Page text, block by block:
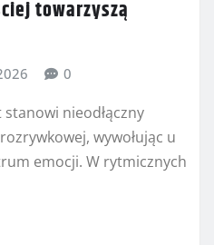
towarzyszą
0
nieodłączny
wywołując u
emocji. W rytmicznych